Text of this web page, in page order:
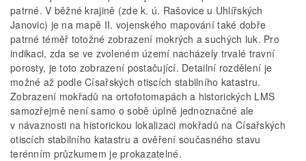
patrné. V běžné krajině (zde k. ú. Rašovice u Uhlířských
Janovic) je na mapě II. vojenského mapování také dobře
patrné téměř totožné zobrazení mokrých a suchých luk. Pro
indikaci, zda se ve zvoleném území nacházely trvalé travní
porosty, je toto zobrazení postačující. Detailní rozdělení je
možné až podle Císařských otiscích stabilního katastru.
Zobrazení mokřadů na ortofotomapách a historických LMS
samozřejmě není samo o sobě úplně jednoznačné ale
v návaznosti na historickou lokalizaci mokřadů na Císařských
otiscích stabilního katastru a ověření současného stavu
terénním průzkumem je prokazatelné.